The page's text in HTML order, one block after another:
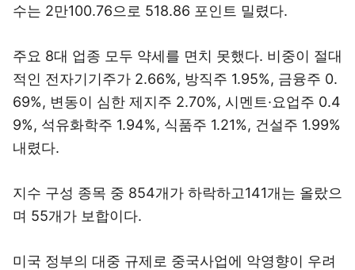
수는 2만100.76으로 518.86 포인트 밀렸다.
주요 8대 업종 모두 약세를 면치 못했다. 비중이 절대
적인 전자기기주가 2.66%, 방직주 1.95%, 금융주 0.
69%, 변동이 심한 제지주 2.70%, 시멘트·요업주 0.4
9%, 석유화학주 1.94%, 식품주 1.21%, 건설주 1.99%
내렸다.
지수 구성 종목 중 854개가 하락하고141개는 올랐으
며 55개가 보합이다.
미국 정부의 대중 규제로 중국사업에 악영향이 우려